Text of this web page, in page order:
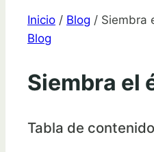
Inicio / Blog / Siembra
Blog
Siembra el
Tabla de